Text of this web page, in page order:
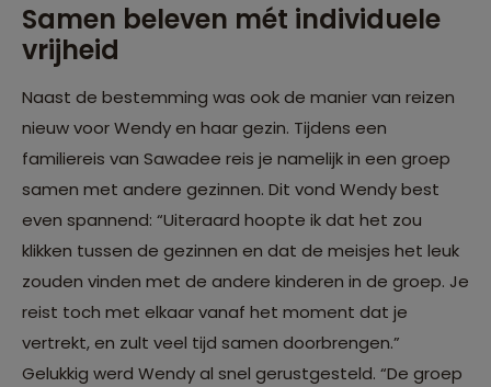
Samen beleven mét individuele
vrijheid
Naast de bestemming was ook de manier van reizen
nieuw voor Wendy en haar gezin. Tijdens een
familiereis van Sawadee reis je namelijk in een groep
samen met andere gezinnen. Dit vond Wendy best
even spannend: “Uiteraard hoopte ik dat het zou
klikken tussen de gezinnen en dat de meisjes het leuk
zouden vinden met de andere kinderen in de groep. Je
reist toch met elkaar vanaf het moment dat je
vertrekt, en zult veel tijd samen doorbrengen.”
Gelukkig werd Wendy al snel gerustgesteld. “De groep